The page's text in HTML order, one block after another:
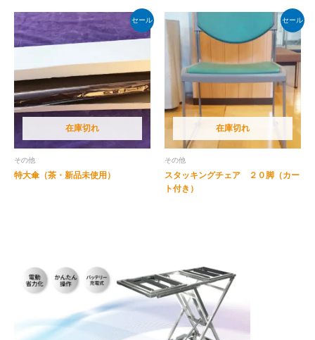
セール
在庫切れ
その他
特大傘（茶・新品未使用）
セール
在庫切れ
その他
スタッキングチェア ２０脚（カー
ト付き）